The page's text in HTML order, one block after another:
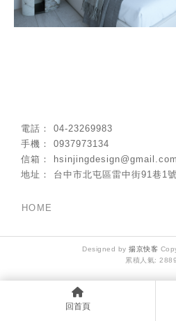
回首頁
04-23269983
0937973134
hsinjingdesign@gmail.com
台中市北屯區雷中街91巷1號
HOME
Designed by 揚京快客
累積人氣: